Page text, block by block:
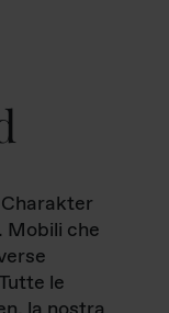
Mobili che
le